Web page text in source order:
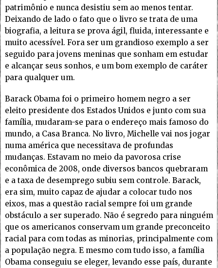
patrimônio e nunca desistiu sem ao menos tentar.
Deixando de lado o fato que o livro se trata de uma
biografia, a leitura se prova ágil, fluida, interessante e
muito acessível. Fora ser um grandioso exemplo a ser
seguido para jovens meninas que sonham em estudar
e alcançar seus sonhos, e um bom exemplo de caráter
para qualquer um.
Barack Obama foi o primeiro homem negro a ser
eleito presidente dos Estados Unidos e junto com sua
família, mudaram-se para o endereço mais famoso do
mundo, a Casa Branca. No livro, Michelle vai nos jogar
numa américa que necessitava de profundas
mudanças. Estavam no meio da pavorosa crise
econômica de 2008, onde diversos bancos quebraram
e a taxa de desemprego subiu sem controle. Barack,
era sim, muito capaz de ajudar a colocar tudo nos
eixos, mas a questão racial sempre foi um grande
obstáculo a ser superado. Não é segredo para ninguém
que os americanos conservam um grande preconceito
racial para com todas as minorias, principalmente com
a população negra. E mesmo com tudo isso, a família
Obama conseguiu se eleger, levando esse país, durante